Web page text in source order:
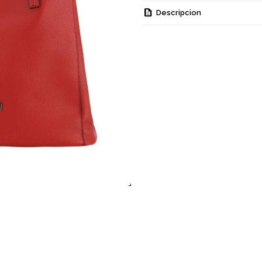
Descripcion